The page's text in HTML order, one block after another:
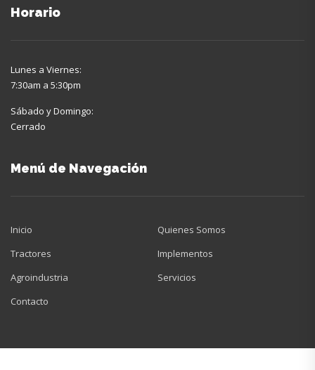
Horario
Lunes a Viernes:
7:30am a 5:30pm
Sábado y Domingo:
Cerrado
Menú de Navegación
Inicio
Quienes Somos
Tractores
Implementos
Agroindustria
Servicios
Contacto